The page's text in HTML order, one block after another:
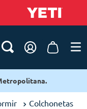
Colchonetas